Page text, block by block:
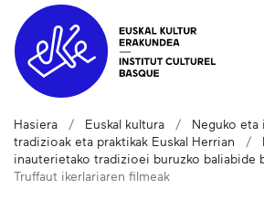
Hasiera Euskal kultura
Neguko eta
tradizioak eta praktikak Euskal Herrian
inauterietako tradizioei buruzko baliabide
Truffaut ikerlariaren filmeak